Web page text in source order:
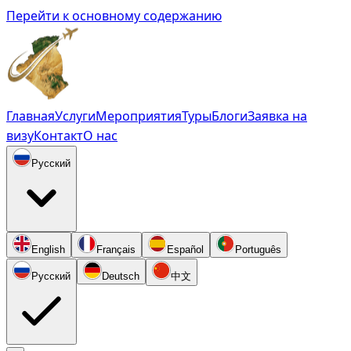
Перейти к основному содержанию
ГлавнаяУслугиМероприятияТурыБлогиЗаявка на
визуКонтактО нас
Русский
English Français Español Português
Русский Deutsch 中文